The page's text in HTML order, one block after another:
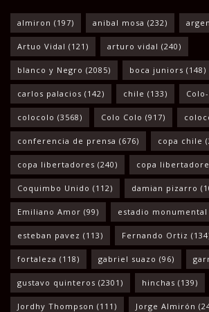
almiron (197) anibal mosa (232)
Artuo Vidal (121) arturo vidal (240)
blanco y Negro (2085) boca juniors (148)
carlos palacios (142) chile (133)
colocolo (3568) Colo Colo (917)
conferencia de prensa (676) copa chile
copa libertadores (240) copa
Coquimbo Unido (112) damian pizarro
Emiliano Amor (99) estadio monumental
esteban pavez (113) Fernando Ortiz
fortaleza (118) gabriel suazo (96)
gustavo quinteros (2301) hinchas (139)
Jordhy Thompson (111) Jorge Almirón